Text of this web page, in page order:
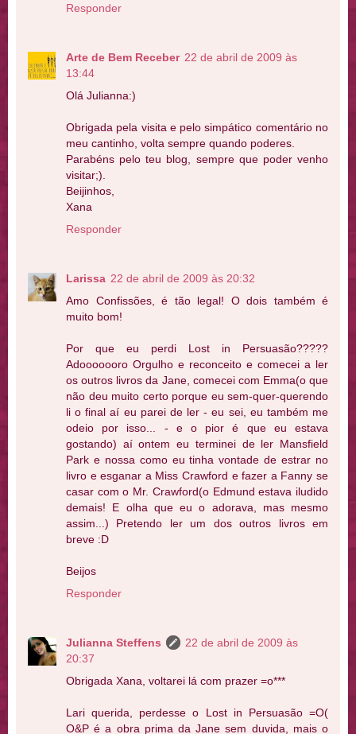
Responder
Arte de Bem Receber 22 de abril de 2009 às
13:44
Olá Julianna:)
Obrigada pela visita e pelo simpático comentário no
meu cantinho, volta sempre quando poderes.
Parabéns pelo teu blog, sempre que poder venho
visitar;).
Beijinhos,
Xana
Responder
Larissa 22 de abril de 2009 às 20:32
Amo Confissões, é tão legal! O dois também é
muito bom!
Por que eu perdi Lost in Persuasão?????
Adooooooro Orgulho e reconceito e comecei a ler
os outros livros da Jane, comecei com Emma(o que
não deu muito certo porque eu sem-quer-querendo
li o final aí eu parei de ler - eu sei, eu também me
odeio por isso... - e o pior é que eu estava
gostando) aí ontem eu terminei de ler Mansfield
Park e nossa como eu tinha vontade de estrar no
livro e esganar a Miss Crawford e fazer a Fanny se
casar com o Mr. Crawford(o Edmund estava iludido
demais! E olha que eu o adorava, mas mesmo
assim...) Pretendo ler um dos outros livros em
breve :D
Beijos
Responder
Julianna Steffens
22 de abril de 2009 às
20:37
Obrigada Xana, voltarei lá com prazer =o***
Lari querida, perdesse o Lost in Persuasão =O(
O&P é a obra prima da Jane sem duvida, mais o